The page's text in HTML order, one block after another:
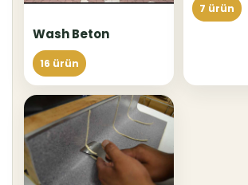
Wash Beton
16 ürün
7 ürün